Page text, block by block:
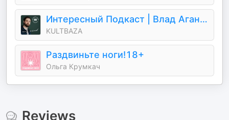
Интересный Подкаст | Влад Аганов
KULTBAZA
Раздвиньте ноги!18+
Ольга Крумкач
Reviews